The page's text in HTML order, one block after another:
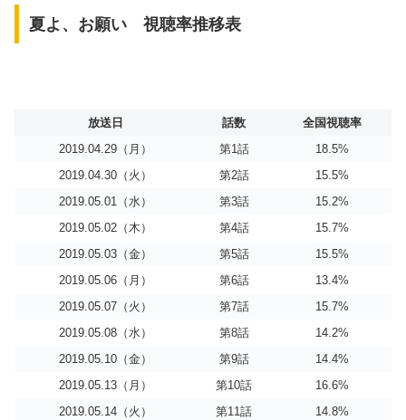
夏よ、お願い 視聴率推移表
放送日 話数
全国視聴率
2019.04.29（月）
第1話
18.5%
2019.04.30（火）
第2話
15.5%
2019.05.01（水）
第3話
15.2%
2019.05.02（木）
第4話
15.7%
2019.05.03（金）
第5話
15.5%
2019.05.06（月）
第6話
13.4%
2019.05.07（火）
第7話
15.7%
2019.05.08（水）
第8話
14.2%
2019.05.10（金）
第9話
14.4%
2019.05.13（月）
第10話
16.6%
2019.05.14（火）
第11話
14.8%